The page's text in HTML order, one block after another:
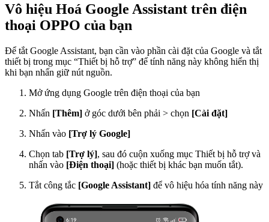
Vô hiệu Hoá Google Assistant trên điện
thoại OPPO của bạn
Để tắt Google Assistant, bạn cần vào phần cài đặt của Google và tắt
thiết bị trong mục “Thiết bị hỗ trợ” để tính năng này không hiển thị
khi bạn nhấn giữ nút nguồn.
Mở ứng dụng Google trên điện thoại của bạn
Nhấn [Thêm] ở góc dưới bên phải > chọn [Cài đặt]
Nhấn vào [Trợ lý Google]
Chọn tab [Trợ lý], sau đó cuộn xuống mục Thiết bị hỗ trợ và
nhấn vào [Điện thoại] (hoặc thiết bị khác bạn muốn tắt).
Tắt công tắc [Google Assistant] để vô hiệu hóa tính năng này